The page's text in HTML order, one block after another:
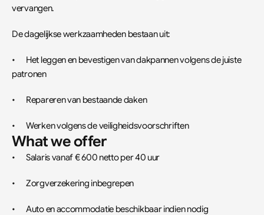
vervangen.
De dagelijkse werkzaamheden bestaan uit:
•	Het leggen en bevestigen van dakpannen volgens de juiste
patronen
•	Repareren van bestaande daken
•	Werken volgens de veiligheidsvoorschriften
What we offer
•	Salaris vanaf € 600 netto per 40 uur
•	Zorgverzekering inbegrepen
•	Auto en accommodatie beschikbaar indien nodig